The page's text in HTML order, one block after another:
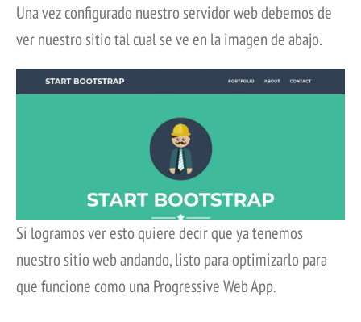
Una vez configurado nuestro servidor web debemos de
ver nuestro sitio tal cual se ve en la imagen de abajo.
Si logramos ver esto quiere decir que ya tenemos
nuestro sitio web andando, listo para optimizarlo para
que funcione como una Progressive Web App.